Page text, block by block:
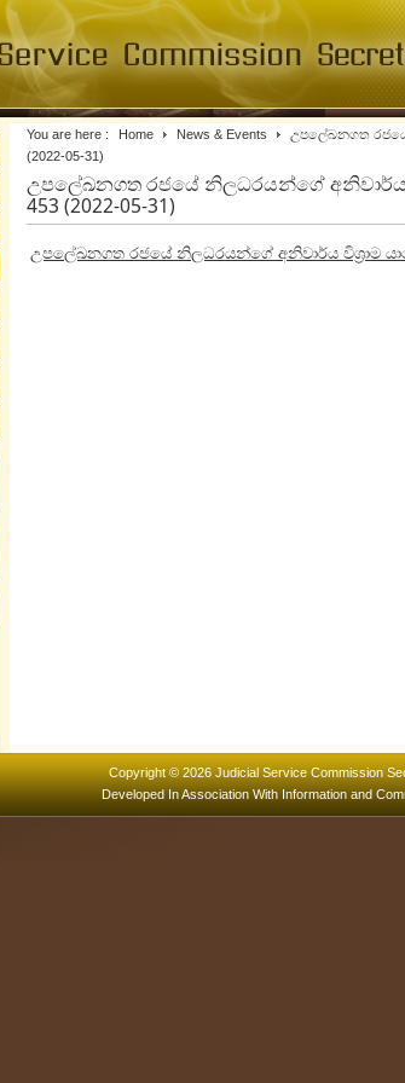
You are here : Home News & Events
උපලේඛනගත රජයේ
(2022-05-31)
උපලේඛනගත රජයේ නිලධරයන්ගේ අනිවාර්ය
453 (2022-05-31)
උපලේඛනගත රජයේ නිලධරයන්ගේ අනිවාර්ය විශ්‍රාම
Copyright © 2026 Judicial Service Commission
Developed In Association With Information and